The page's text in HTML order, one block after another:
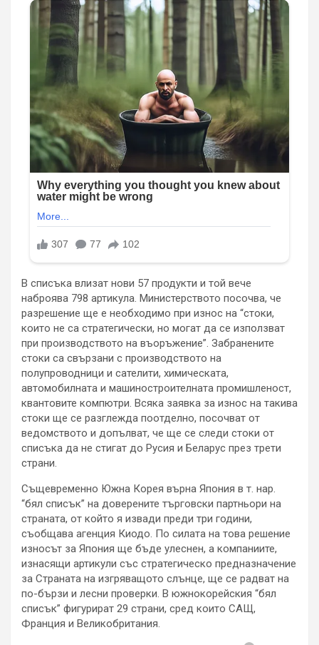
В списъка влизат нови 57 продукти и той вече
наброява 798 артикула. Министерството посочва, че
разрешение ще е необходимо при износ на “стоки,
които не са стратегически, но могат да се използват
при производството на въоръжение”. Забранените
стоки са свързани с производството на
полупроводници и сателити, химическата,
автомобилната и машиностроителната промишленост,
квантовите компютри. Всяка заявка за износ на такива
стоки ще се разглежда поотделно, посочват от
ведомството и допълват, че ще се следи стоки от
списъка да не стигат до Русия и Беларус през трети
страни.
Същевременно Южна Корея върна Япония в т. нар.
“бял списък” на доверените търговски партньори на
страната, от който я извади преди три години,
съобщава агенция Киодо. По силата на това решение
износът за Япония ще бъде улеснен, а компаниите,
изнасящи артикули със стратегическо предназначение
за Страната на изгряващото слънце, ще се радват на
по-бързи и лесни проверки. В южнокорейския “бял
списък” фигурират 29 страни, сред които САЩ,
Франция и Великобритания.